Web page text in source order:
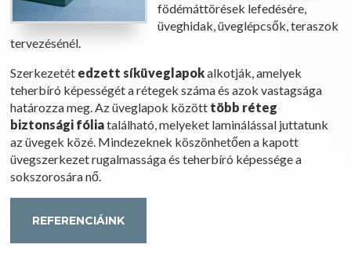
födémáttörések lefedésére,
üveghidak, üveglépcsők, teraszok
tervezésénél.
Szerkezetét edzett síküveglapokalkotják, amelyek
teherbíró képességét a rétegek száma és azok vastagsága
határozza meg. Az üveglapok között több réteg
biztonsági fóliatalálható, melyeket laminálással juttatunk
az üvegek közé. Mindezeknek köszönhetően a kapott
üvegszerkezet rugalmassága és teherbíró képessége a
sokszorosára nő.
REFERENCIÁINK